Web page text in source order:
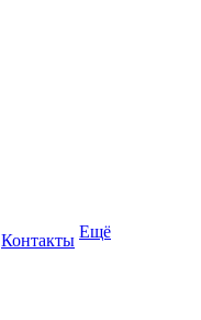
Контакты Ещё